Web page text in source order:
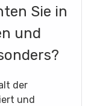
Sie in
und
der
und